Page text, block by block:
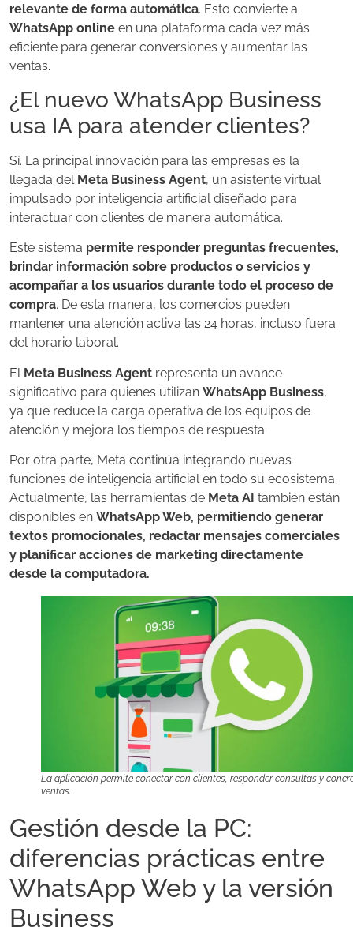
relevante de forma automática. Esto convierte a
WhatsApp online en una plataforma cada vez más
eficiente para generar conversiones y aumentar las
ventas.
¿El nuevo WhatsApp Business
usa IA para atender clientes?
Sí. La principal innovación para las empresas es la
llegada del Meta Business Agent, un asistente virtual
impulsado por inteligencia artificial diseñado para
interactuar con clientes de manera automática.
Este sistema permite responder preguntas frecuentes,
brindar información sobre productos o servicios y
acompañar a los usuarios durante todo el proceso de
compra. De esta manera, los comercios pueden
mantener una atención activa las 24 horas, incluso fuera
del horario laboral.
El Meta Business Agent representa un avance
significativo para quienes utilizan WhatsApp Business,
ya que reduce la carga operativa de los equipos de
atención y mejora los tiempos de respuesta.
Por otra parte, Meta continúa integrando nuevas
funciones de inteligencia artificial en todo su ecosistema.
Actualmente, las herramientas de Meta AI también están
disponibles en WhatsApp Web, permitiendo generar
textos promocionales, redactar mensajes comerciales
y planificar acciones de marketing directamente
desde la computadora.
La aplicación permite conectar con clientes, responder consultas y
ventas.
Gestión desde la PC:
diferencias prácticas entre
WhatsApp Web y la versión
Business